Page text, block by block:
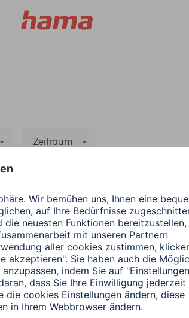
Zeitraum
Hama Wearables
Die richtige App für
1 Minuten Lesedauer